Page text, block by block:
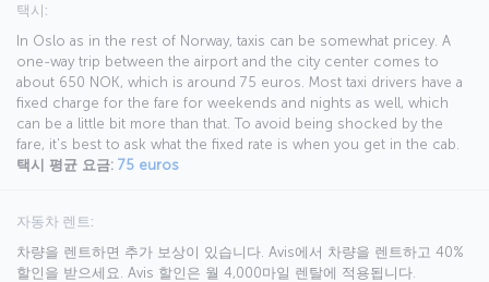
택시:
In Oslo as in the rest of Norway, taxis can be somewhat pricey. A
one-way trip between the airport and the city center comes to
about 650 NOK, which is around 75 euros. Most taxi drivers have a
fixed charge for the fare for weekends and nights as well, which
can be a little bit more than that. To avoid being shocked by the
fare, it's best to ask what the fixed rate is when you get in the cab.
택시 평균 요금: 75 euros
자동차 렌트:
차량을 렌트하면 추가 보상이 있습니다. Avis에서 차량을 렌트하고 40%
할인을 받으세요. Avis 할인은 월 4,000마일 렌탈에 적용됩니다.